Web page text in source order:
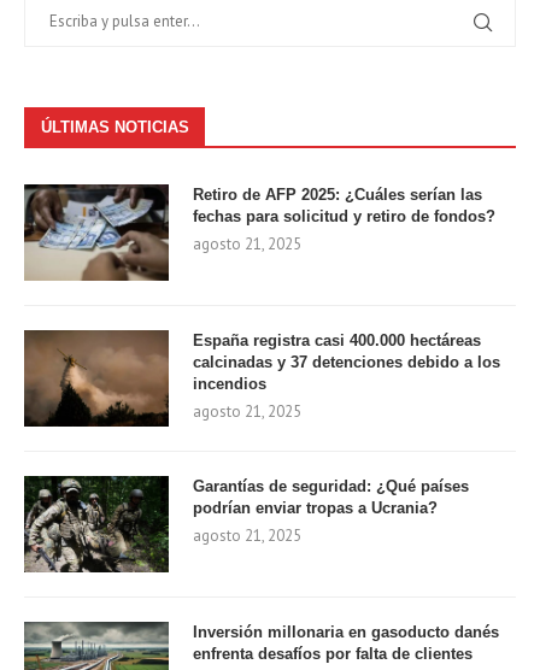
ÚLTIMAS NOTICIAS
Retiro de AFP 2025: ¿Cuáles serían las
fechas para solicitud y retiro de fondos?
agosto 21, 2025
España registra casi 400.000 hectáreas
calcinadas y 37 detenciones debido a los
incendios
agosto 21, 2025
Garantías de seguridad: ¿Qué países
podrían enviar tropas a Ucrania?
agosto 21, 2025
Inversión millonaria en gasoducto danés
enfrenta desafíos por falta de clientes